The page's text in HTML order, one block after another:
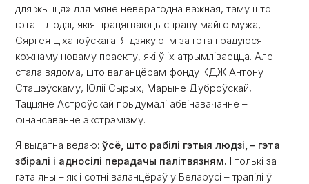
для жыцця» для мяне неверагодна важная, таму што
гэта – людзі, якія працягваюць справу майго мужа,
Сяргея Ціханоўскага. Я дзякую ім за гэта і радуюся
кожнаму новаму праекту, які ў іх атрымліваецца. Але
стала вядома, што валанцёрам фонду КДЖ Антону
Сташэўскаму, Юліі Сырых, Марыне Дуброўскай,
Таццяне Астроўскай прыдумалі абвінавачанне –
фінансаванне экстрэмізму.
Я выдатна ведаю:ўсё, што рабілі гэтыя людзі, – гэта
збіралі і адносілі перадачы палітвязням. І толькі за
гэта яны – як і сотні валанцёраў у Беларусі – трапілі ў